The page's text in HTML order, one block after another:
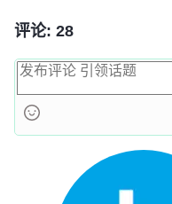
评论: 28